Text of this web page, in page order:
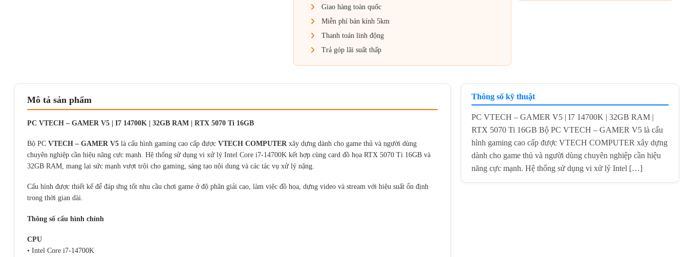
Giao hàng toàn quốc
Miễn phí bán kính 5km
Thanh toán linh động
Trả góp lãi suất thấp
Mô tả sản phẩm
PC VTECH – GAMER V5 | I7 14700K | 32GB RAM | RTX 5070 Ti 16GB
Bộ PC VTECH – GAMER V5là cấu hình gaming cao cấp được VTECH COMPUTERxây dựng dành cho game thủ và người dùng
chuyên nghiệp cần hiệu năng cực mạnh. Hệ thống sử dụng vi xử lý Intel Core i7-14700K kết hợp cùng card đồ họa RTX 5070 Ti 16GB và
32GB RAM, mang lại sức mạnh vượt trội cho gaming, sáng tạo nội dung và các tác vụ xử lý nặng.
Cấu hình được thiết kế để đáp ứng tốt nhu cầu chơi game ở độ phân giải cao, làm việc đồ họa, dựng video và stream với hiệu suất ổn định
trong thời gian dài.
Thông số cấu hình chính
CPU
• Intel Core i7-14700K
Thông số kỹ thuật
PC VTECH – GAMER V5 | I7 14700K | 32GB RAM |
RTX 5070 Ti 16GB Bộ PC VTECH – GAMER V5 là cấu
hình gaming cao cấp được VTECH COMPUTER xây dựng
dành cho game thủ và người dùng chuyên nghiệp cần hiệu
năng cực mạnh. Hệ thống sử dụng vi xử lý Intel […]